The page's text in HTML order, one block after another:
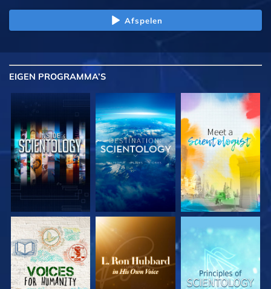
Afspelen
EIGEN PROGRAMMA’S
VERKEN DE SERIE VERKEN DE SERIE VERKEN DE SERIE